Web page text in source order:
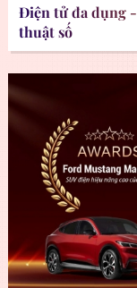
Điện tử đa dụng
thuật số